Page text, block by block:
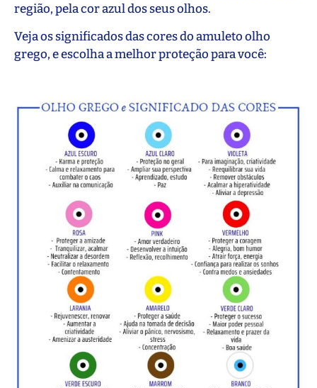
região, pela cor azul dos seus olhos.
Veja os significados das cores do amuleto olho
grego, e escolha a melhor proteção para você: